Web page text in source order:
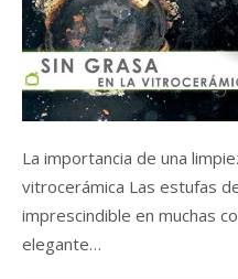
La importancia de una
vitrocerámica Las estufas
imprescindible en muchas
elegante…